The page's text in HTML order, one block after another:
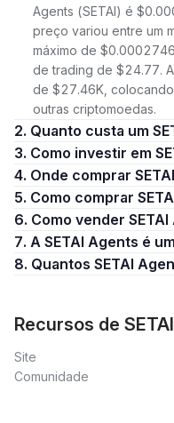
Agents (SETAI) é
preço variou entre um
máximo de
de trading de $24.77.
de $27.46K,
outras criptomoedas.
2. Quanto custa um
3. Como investir em
4. Onde comprar
5. Como comprar
6. Como vender
7. A SETAI Agents é
8. Quantos SETAI
Recursos de
Site
Comunidade